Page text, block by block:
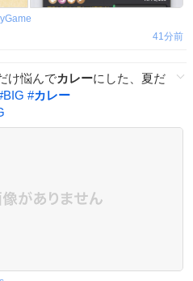
41分前
け悩んでカレーにした、夏だ
BIG #カレー